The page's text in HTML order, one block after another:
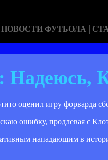
НОВОСТИ ФУТБОЛА |
Надеюсь,
оценил игру форварда
ошибку, продлевая с
нападающим в